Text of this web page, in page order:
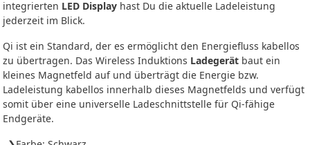
integrierten LED Display hast Du die aktuelle Ladeleistung
jederzeit im Blick.
Qi ist ein Standard, der es ermöglicht den Energiefluss kabellos
zu übertragen. Das Wireless Induktions Ladegerät baut ein
kleines Magnetfeld auf und überträgt die Energie bzw.
Ladeleistung kabellos innerhalb dieses Magnetfelds und verfügt
somit über eine universelle Ladeschnittstelle für Qi-fähige
Endgeräte.